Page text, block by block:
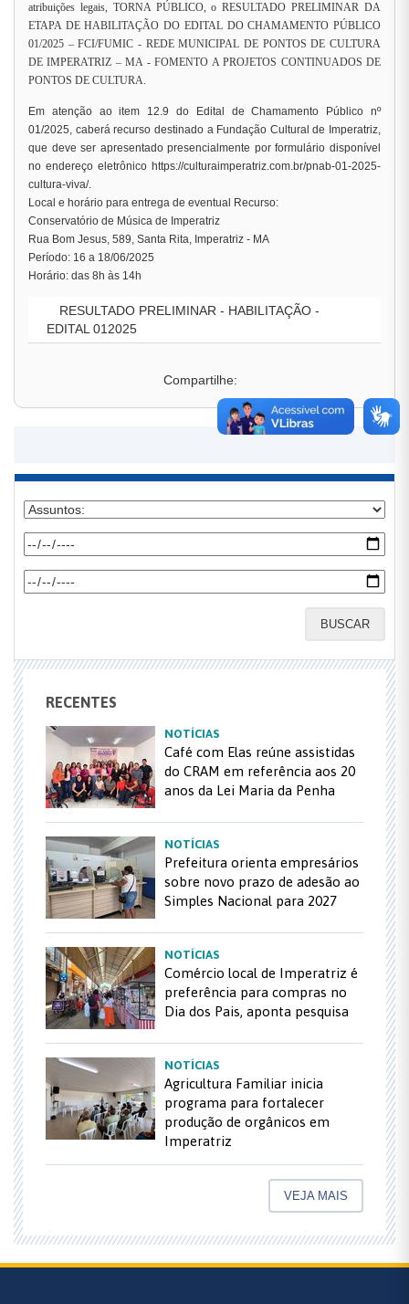
atribuições legais, TORNA PÚBLICO, o RESULTADO PRELIMINAR DA
ETAPA DE HABILITAÇÃO DO EDITAL DO CHAMAMENTO PÚBLICO
01/2025 – FCI/FUMIC - REDE MUNICIPAL DE PONTOS DE CULTURA
DE IMPERATRIZ – MA - FOMENTO A PROJETOS CONTINUADOS DE
PONTOS DE CULTURA.
Em atenção ao item 12.9 do Edital de Chamamento Público nº
01/2025, caberá recurso destinado a Fundação Cultural de Imperatriz,
que deve ser apresentado presencialmente por formulário disponível
no endereço eletrônico https://culturaimperatriz.com.br/pnab-01-2025-
cultura-viva/.
Local e horário para entrega de eventual Recurso:
Conservatório de Música de Imperatriz
Rua Bom Jesus, 589, Santa Rita, Imperatriz - MA
Período: 16 a 18/06/2025
Horário: das 8h às 14h
RESULTADO PRELIMINAR - HABILITAÇÃO -
EDITAL 012025
Compartilhe:
BUSCAR
RECENTES
NOTÍCIAS
Café com Elas reúne assistidas
do CRAM em referência aos 20
anos da Lei Maria da Penha
NOTÍCIAS
Prefeitura orienta empresários
sobre novo prazo de adesão ao
Simples Nacional para 2027
NOTÍCIAS
Comércio local de Imperatriz é
preferência para compras no
Dia dos Pais, aponta pesquisa
NOTÍCIAS
Agricultura Familiar inicia
programa para fortalecer
produção de orgânicos em
Imperatriz
VEJA MAIS